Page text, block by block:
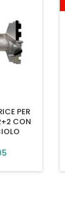
PER
CON